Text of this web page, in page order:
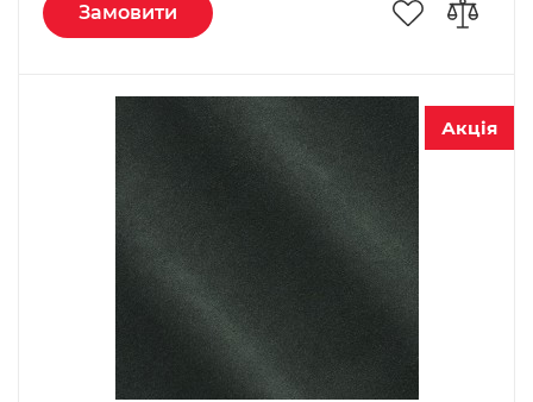
Замовити
Акція